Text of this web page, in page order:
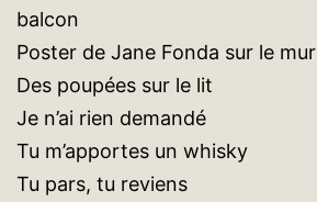
balcon
Poster de Jane Fonda sur le mur
Des poupées sur le lit
Je n’ai rien demandé
Tu m’apportes un whisky
Tu pars, tu reviens